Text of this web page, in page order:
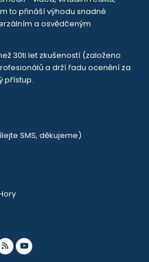
to přináší výhodu snadné
a osvědčeným
30ti let zkušeností (založeno
a drží řadu ocenění za
přístup.
SMS, děkujeme)